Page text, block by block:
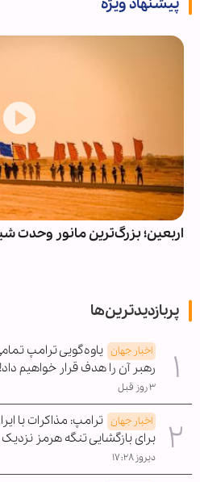
اربعین؛ بزرگ‌ترین مانور وحدت
پربازدیدترین‌ها
اخبار جهان یاوه‌گویی ترامپ
رهبر آن را هدف قرار خواهیم داد!
۳ روز قبل
اخبار جهان ترامپ: مذاکرات با
برای بازگشایی تنگه هرمز
دیروز ۱۷:۲۸